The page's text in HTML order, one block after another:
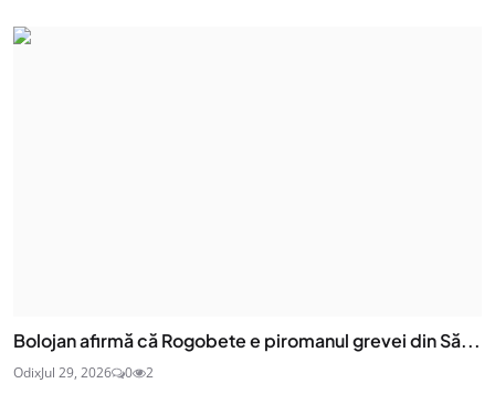
Bolojan afirmă că Rogobete e piromanul grevei din Să...
OdixJul 29, 2026 0 2